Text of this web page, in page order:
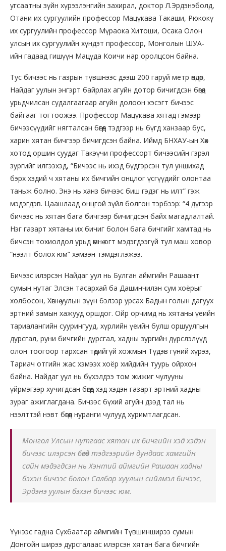
угсаатны зүйн хүрээлэнгийн захирал, доктор Л.Эрдэнэболд,
Отани их сургуулийн профессор Мацүкава Такаши, Рюкокү
их сургуулийн профессор Мүраока Хитоши, Осака Олон
улсын их сургуулийн хүндэт профессор, Монголын ШУА-
ийн гадаад гишүүн Мацүда Коичи нар оролцсон байна.
Тус бичээс нь газрын түвшнээс дээш 200 гаруй метр өндөр,
Найдаг уулын энгэрт байрлах агуйн дотор бичигдсэн бөгөөд
урьдчилсан судалгаагаар агуйн долоон хэсэгт бичээс
байгааг тогтоожээ. Профессор Мацүкава хятад гэмээр
бичээсүүдийг нягталсан бөгөөд тэдгээр нь бүгд ханзаар бус,
харин хятан бичгээр бичигдсэн байна. Иймд БНХАУ-ын Хөх
хотод оршин суудаг Такэүчи профессорт бичээсийн гэрэл
зургийг илгээхэд, “Бичээс нь ихэд бүдгэрсэн тул уншихад
бэрх хэдий ч хятаны их бичгийн онцлог үсгүүдийг олонтаа
таньж болно. Энэ нь ханз бичээс биш гэдэг нь илт” гэж
мэдэгдэв. Цаашлаад онцгой зүйл болгон тэрбээр: “4 дүгээр
бичээс нь хятан бага бичгээр бичигдсэн байх магадлалтай.
Нэг газарт хятаны их бичиг болон бага бичгийг хамтад нь
бичсэн тохиолдол урьд өмнө огт мэдэгдээгүй тул маш ховор
“нээлт болох юм” хэмээн тэмдэглэжээ.
Бичээс илэрсэн Найдаг уул нь Булган аймгийн Рашаант
сумын нутаг Элсэн тасархай ба Дашинчилэн сум хоёрыг
холбосон, Хөгнө уулын зүүн бэлээр урсах Бадын голын дагуух
эртний замын хажууд оршдог. Ойр орчимд нь хятаны үеийн
тариалангийн суурингууд, хүрлийн үеийн булш оршуулгын
дурсгал, руни бичгийн дурсгал, хадны зургийн дүрслэлүүд
олон тоогоор тархсан төдийгүй хожмын Түдэв гүний хүрээ,
Тариач отгийн жас хэмээх хоёр хийдийн туурь ойрхон
байна. Найдаг уул нь бүхэлдээ том жижиг чулууны
үйрмэгээр хучигдсан бөгөөд хэд хэдэн газарт эртний хадны
зураг ажиглагдана. Бичээс бүхий агуйн дээд тал нь
нээлттэй нэвт бөгөөд нуранги чулууд хуримтлагдсан.
Монгол Улсын нутгаас хятан их бичгийн хэд хэдэн
бичээс илэрсэн бөгөөд тэдгээрийн дундаас хамгийн
сайн мэдэгдсэн нь Хэнтий аймгийн Рашаан хадны
бэхэн бичээс болон Салбар хуулын сийлмэл бичээс,
Эрдэнэ уулын бэхэн бичээс юм.
Үүнээс гадна Сүхбаатар аймгийн Түвшинширээ сумын
Донгойн ширээ дурсгалаас илэрсэн хятан бага бичгийн